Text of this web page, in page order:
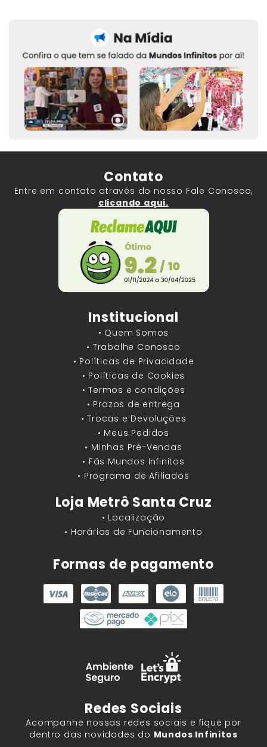
Contato
Entre em contato através do nosso Fale Conosco,
clicando aqui.
Institucional
• Quem Somos
• Trabalhe Conosco
• Políticas de Privacidade
• Políticas de Cookies
• Termos e condições
• Prazos de entrega
• Trocas e Devoluções
• Meus Pedidos
• Minhas Pré-Vendas
• Fãs Mundos Infinitos
• Programa de Afiliados
Loja Metrô Santa Cruz
• Localização
• Horários de Funcionamento
Formas de pagamento
Redes Sociais
Acompanhe nossas redes sociais e fique por
dentro das novidades do Mundos Infinitos